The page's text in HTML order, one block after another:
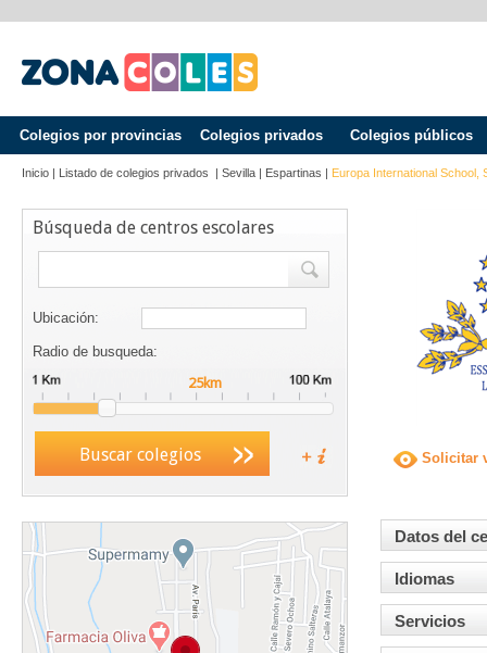
Colegios por provincias Colegios privados Colegios públicos
Inicio | Listado de colegios privados | Sevilla | Espartinas | Europa International School,
Búsqueda de centros escolares
Ubicación:
Radio de busqueda:
Buscar colegios Solicitar
Datos del
Idiomas
Servicios